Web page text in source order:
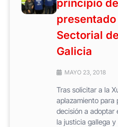
principio
Sectorial
Galicia
MAYO 23, 2018
Tras solicitar a la
aplazamiento para
decisión a adoptar
la justicia gallega